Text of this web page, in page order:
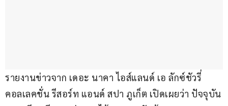
รายงานข่าวจาก เดอะ นาคา ไอส์แลนด์ เอ ลักซ์ชัวรี่
คอลเลคชั่น รีสอร์ท แอนด์ สปา ภูเก็ต เปิดเผยว่า ปัจจุบัน